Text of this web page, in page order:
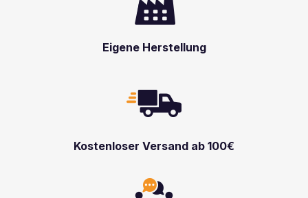
Eigene Herstellung
Kostenloser Versand ab 100€